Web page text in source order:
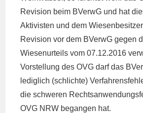
Revision beim BVerwG und hat
Aktivisten und dem
Revision vor dem BVerwG gegen
Wiesenurteils vom 07.12.2016
Vorstellung des OVG darf das
lediglich (schlichte)
die schweren
OVG NRW begangen hat.